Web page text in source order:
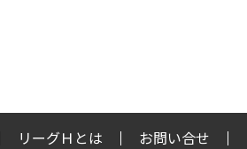
リーグＨとは お問い合せ